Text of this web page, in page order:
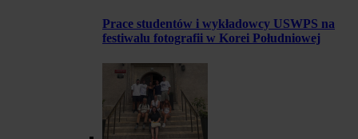
Prace studentów i wykładowcy USWPS na
festiwalu fotografii w Korei Południowej